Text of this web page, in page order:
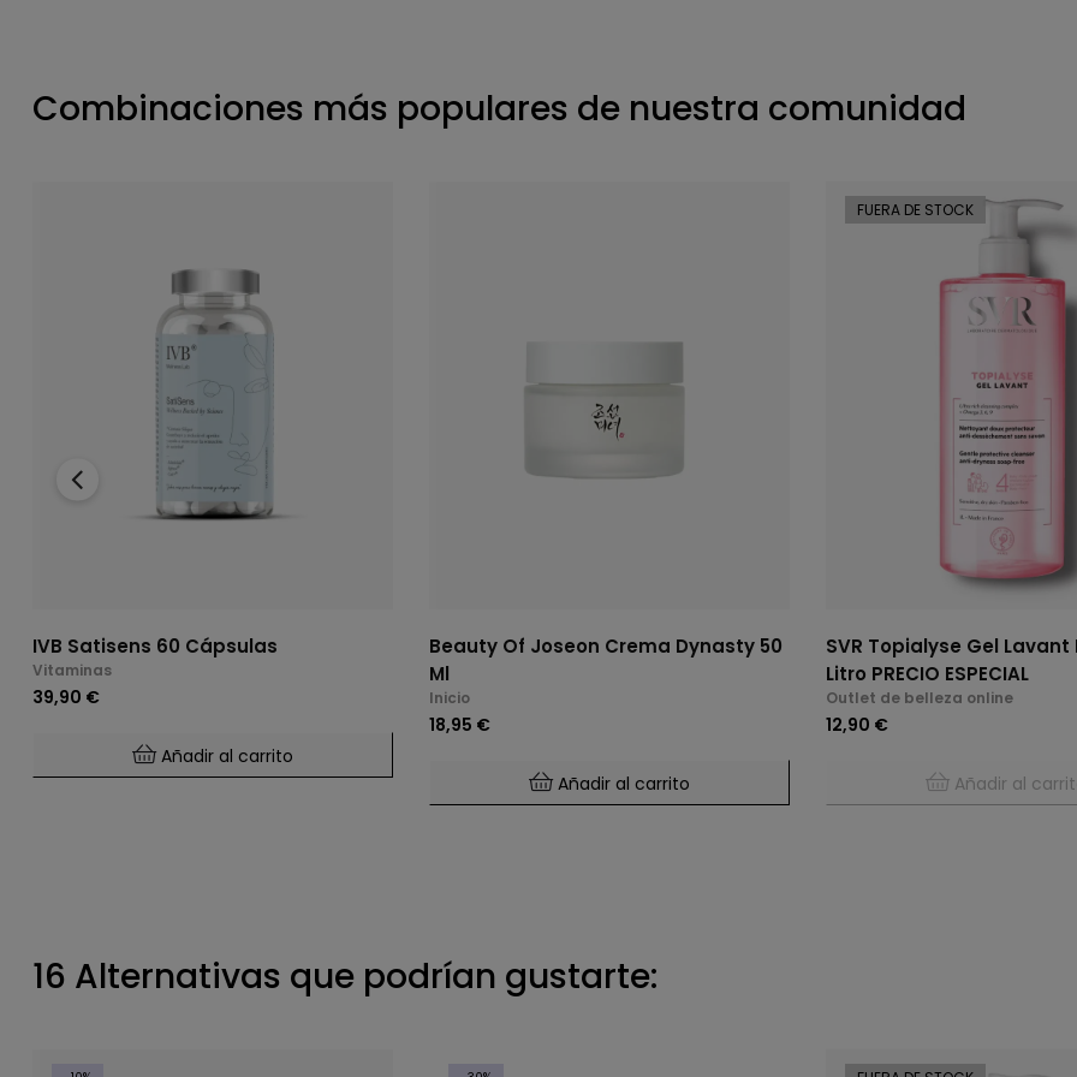
Combinaciones más populares de nuestra comunidad
IVB Satisens 60 Cápsulas
Vitaminas
39,90 €
Añadir al carrito
Beauty Of Joseon Crema Dynasty 50
Ml
Inicio
18,95 €
Añadir al carrito
FUERA DE STOCK
SVR Topialyse Gel Lavant
Litro PRECIO ESPECIAL
Outlet de belleza online
12,90 €
Añadir al
‹
16 Alternativas que podrían gustarte: